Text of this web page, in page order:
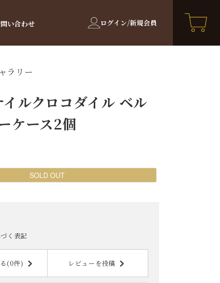
い合わせ ログイン/新規会員
ラリー
ルクロコダイル ベル
ケース2個
SOLD OUT
く表記
(0件) レビューを投稿